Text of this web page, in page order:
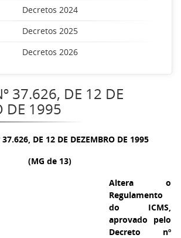
Decretos 2024
Decretos 2025
Decretos 2026
37.626, DE 12 DE
DE 1995
37.626, DE 12 DE DEZEMBRO DE 1995
(MG de 13)
Altera o
Regulamento
do ICMS,
aprovado pelo
Decreto nº